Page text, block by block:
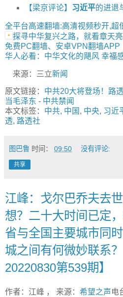
【梁京评论】 习近平的进退
全平台高速翻墙:高清视频秒开,超
探寻中华复兴之路，就看章天
免费PC翻墙、安卓VPN翻墙APP
华人必看：中华文化的飓风 幸福
来源：三立新闻
原文链接： 中共20大将登场！路
当毛泽东 - 中共禁闻
本文标签： 中共, 中国 , 中央, 习近
透, 路透社
图巴鲁 时间： 09:50 没有评论:
共享
江峰：戈尔巴乔夫去
想？二十大时间已定
省与全国主要城市同
城之间有何微妙联系
20220830第539期】
作者：江峰 ， 来源： 希望之声电